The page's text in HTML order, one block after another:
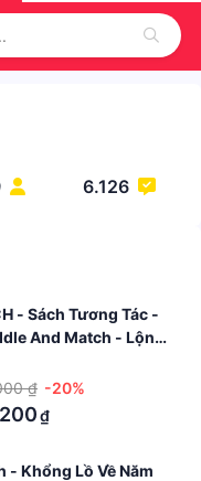
6.126
- Sách Tương Tác -
And Match - Lộn
Hội Tụ
₫ -20%
₫
- Khổng Lồ Về Năm